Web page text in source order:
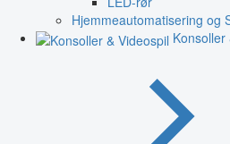
Hjemmeautomatisering og
Konsoller